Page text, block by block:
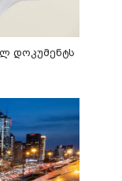
დოკუმენტს